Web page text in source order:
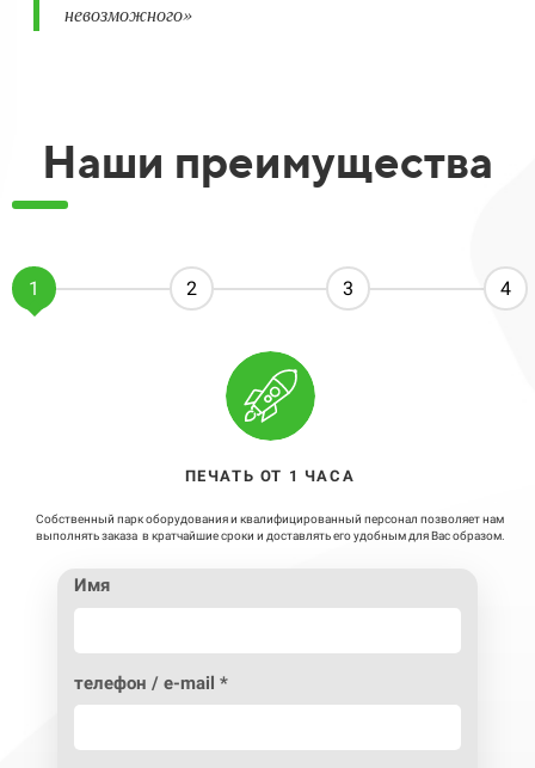
невозможного»
Наши преимущества​​​​
1 2 3 4
ПЕЧАТЬ ОТ 1 ЧАСА
Собственный парк оборудования и квалифицированный персонал позволяет нам
выполнять заказа в кратчайшие сроки и доставлять его удобным для Вас образом.
Имя
телефон / e-mail *